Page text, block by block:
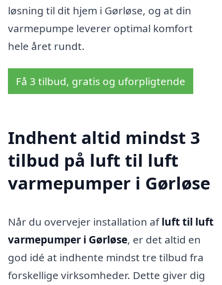
løsning til dit hjem i Gørløse, og at din
varmepumpe leverer optimal komfort
hele året rundt.
Få 3 tilbud, gratis og uforpligtende
Indhent altid mindst 3
tilbud på luft til luft
varmepumper i Gørløse
Når du overvejer installation afluft til luft
varmepumper i Gørløse, er det altid en
god idé at indhente mindst tre tilbud fra
forskellige virksomheder. Dette giver dig